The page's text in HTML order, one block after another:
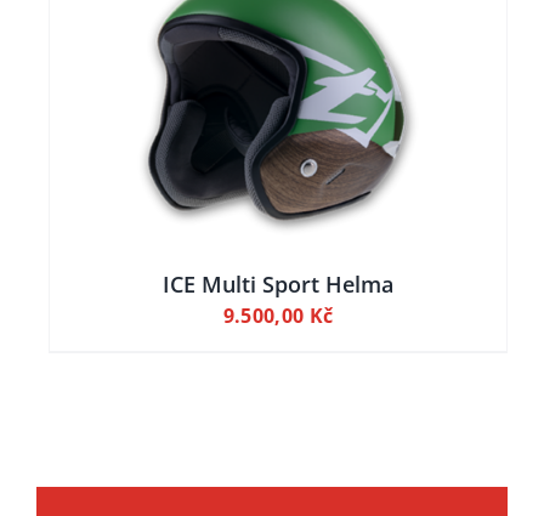
ICE Multi Sport Helma
9.500,00 Kč